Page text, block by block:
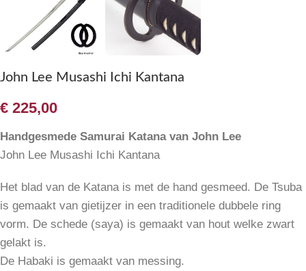
John Lee Musashi Ichi Kantana
€ 225,00
Handgesmede Samurai Katana van John Lee
John Lee Musashi Ichi Kantana
Het blad van de Katana is met de hand gesmeed. De Tsuba
is gemaakt van gietijzer in een traditionele dubbele ring
vorm. De schede (saya) is gemaakt van hout welke zwart
gelakt is.
De Habaki is gemaakt van messing.